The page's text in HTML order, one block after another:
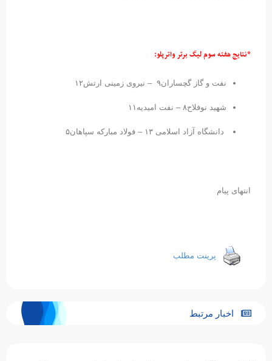
*نتایج هفته سوم لیگ برتر واترپلو:
نفت و گاز گچساران۹ – نیروی زمینی ارتش۱۲
شهید نوفلاح۸ – نفت امیدیه۱۱
دانشگاه آزاد اسلامی ۱۳ – فولاد مبارکه سپاهان۵
انتهای پیام
پرینت مطلب
اخبار مرتبط